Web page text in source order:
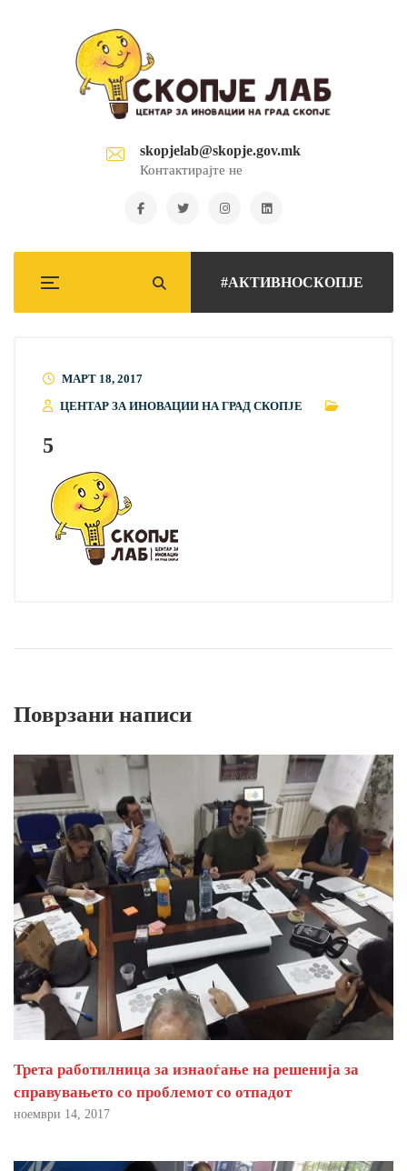
skopjelab@skopje.gov.mk
Контактирајте не
#АКТИВНОСКОПЈЕ
МАРТ 18, 2017
ЦЕНТАР ЗА ИНОВАЦИИ НА ГРАД СКОПЈЕ
5
Поврзани написи
Трета работилница за изнаоѓање на решенија за
справувањето со проблемот со отпадот
ноември 14, 2017